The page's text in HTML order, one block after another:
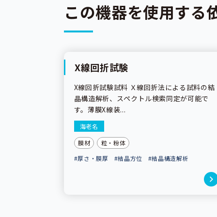
この機器を使用する
依頼試験
X線回折試験
X線回折試験試料 Ｘ線回折法による試料の結
晶構造解析、スペクトル検索同定が可能で
す。薄膜X線装...
海老名
膜材
粒・粉体
#厚さ・膜厚
#結晶方位 #結晶構造解析